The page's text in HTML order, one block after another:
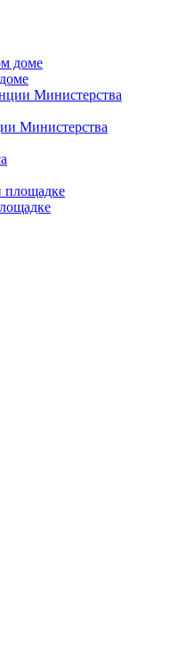
Министерства